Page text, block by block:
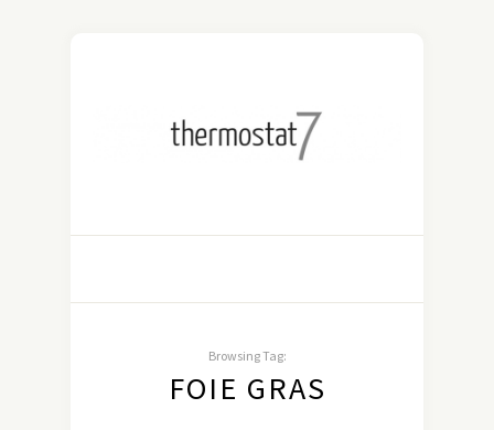
Browsing Tag:
FOIE GRAS